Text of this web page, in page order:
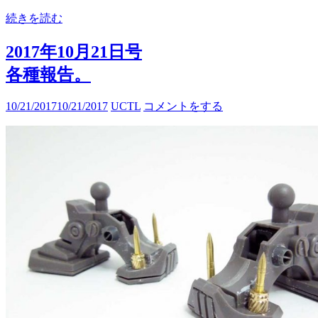
続きを読む
2017年10月21日号
各種報告。
10/21/201710/21/2017 UCTL コメントをする